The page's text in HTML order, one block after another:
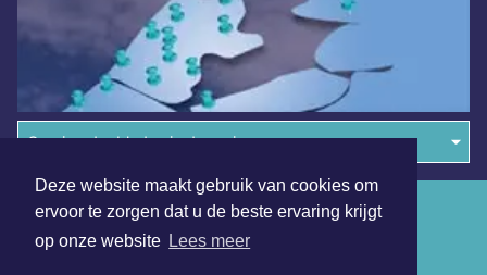
Deze website maakt gebruik van cookies om
ervoor te zorgen dat u de beste ervaring krijgt
op onze website Lees meer
Overige dagbladen in de regio
Algemene voorwaarden
Disclaimer